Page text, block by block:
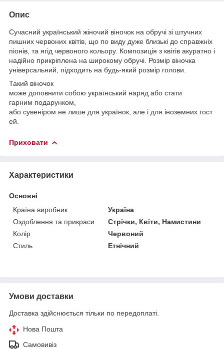
Опис
Сучасний український жіночий віночок на обручі зі штучних
пишних червоних квітів, що по виду дуже близькі до справжніх
піонів, та ягід червоного кольору. Композиція з квітів акуратно і
надійно прикріплена на широкому обручі. Розмір віночка
універсальний, підходить на будь-який розмір голови.
Такий віночок
може доповнити собою український наряд або стати
гарним подарунком,
або сувеніром не лише для українок, але і для іноземних гост
ей.
Приховати
Характеристики
Основні
Країна виробник
Україна
Оздоблення та прикраси
Стрічки, Квіти, Намистини
Колір
Червоний
Стиль
Етнічний
Умови доставки
Доставка здійснюється тільки по передоплаті.
Нова Пошта
Самовивіз